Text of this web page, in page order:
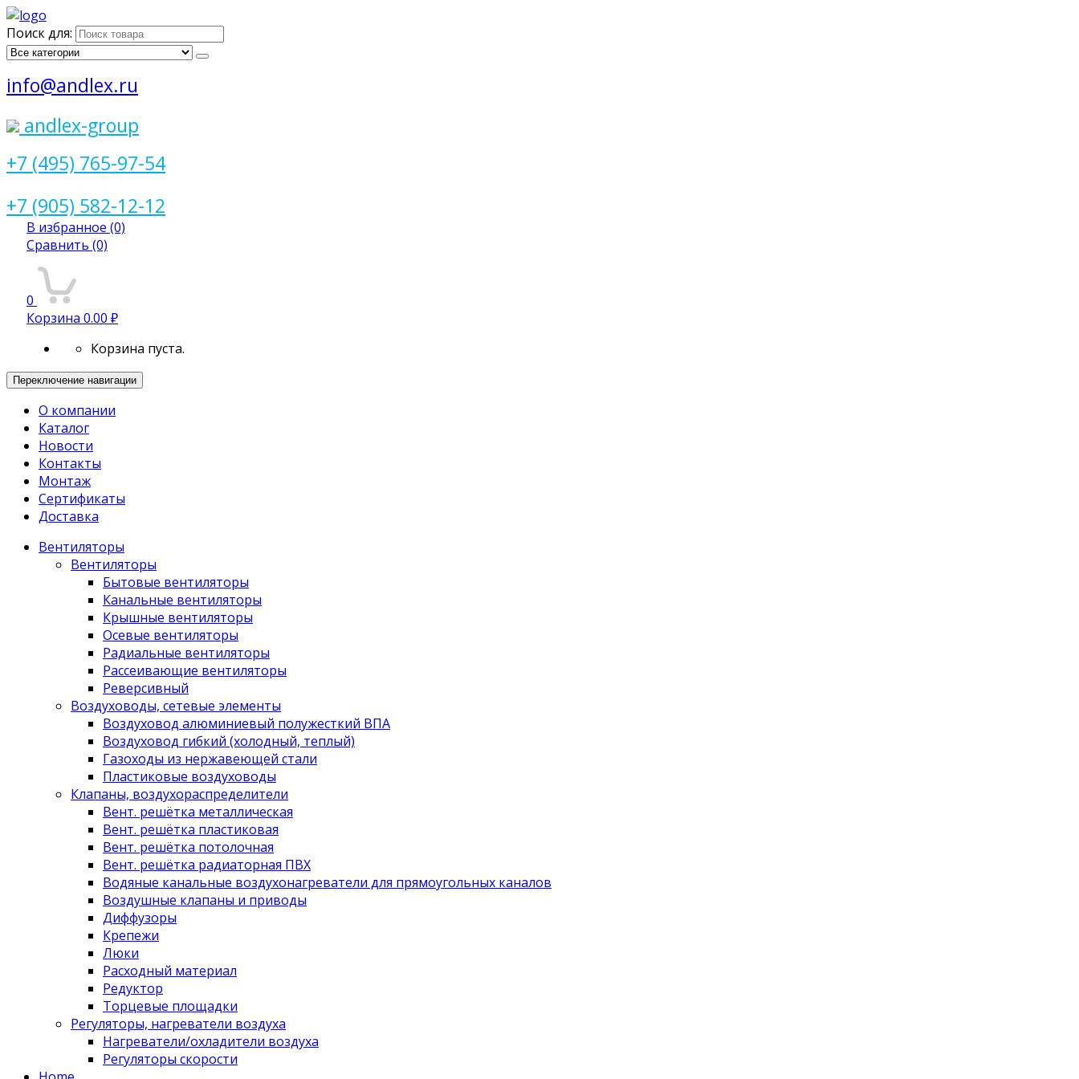
Поиск для:
info@andlex.ru
andlex-group
+7 (495) 765-97-54
+7 (905) 582-12-12
В избранное (0)
Сравнить (0)
0
Корзина 0.00 ₽
Корзина пуста.
Переключение навигации
О компании
Каталог
Новости
Контакты
Монтаж
Сертификаты
Доставка
Вентиляторы
Вентиляторы
Бытовые вентиляторы
Канальные вентиляторы
Крышные вентиляторы
Осевые вентиляторы
Радиальные вентиляторы
Рассеивающие вентиляторы
Реверсивный
Воздуховоды, сетевые элементы
Воздуховод алюминиевый полужесткий ВПА
Воздуховод гибкий (холодный, теплый)
Газоходы из нержавеющей стали
Пластиковые воздуховоды
Клапаны, воздухораспределители
Вент. решётка металлическая
Вент. решётка пластиковая
Вент. решётка потолочная
Вент. решётка радиаторная ПВХ
Водяные канальные воздухонагреватели для прямоугольных каналов
Воздушные клапаны и приводы
Диффузоры
Крепежи
Люки
Расходный материал
Редуктор
Торцевые площадки
Регуляторы, нагреватели воздуха
Нагреватели/охладители воздуха
Регуляторы скорости